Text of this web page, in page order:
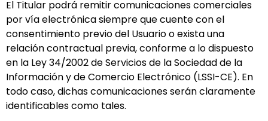
El Titular podrá remitir comunicaciones comerciales
por vía electrónica siempre que cuente con el
consentimiento previo del Usuario o exista una
relación contractual previa, conforme a lo dispuesto
en la Ley 34/2002 de Servicios de la Sociedad de la
Información y de Comercio Electrónico (LSSI-CE). En
todo caso, dichas comunicaciones serán claramente
identificables como tales.